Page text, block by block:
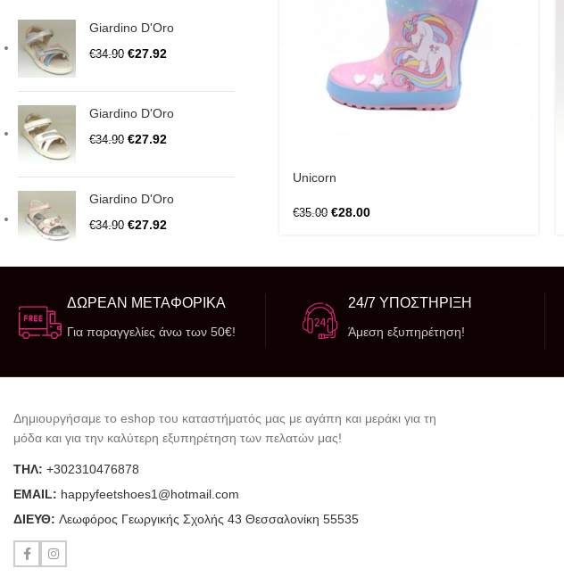
Giardino D'Oro
€34.90 €27.92
Giardino D'Oro
€34.90 €27.92
Giardino D'Oro
€34.90 €27.92
Unicorn
€35.00 €28.00
ΔΩΡΕΑΝ ΜΕΤΑΦΟΡΙΚΑ
Για παραγγελίες άνω των 50€!
24/7 ΥΠΟΣΤΗΡΙΞΗ
Άμεση εξυπηρέτηση!
Δημιουργήσαμε το eshop του καταστήματός μας με αγάπη και μεράκι για τη
μόδα και για την καλύτερη εξυπηρέτηση των πελατών μας!
ΤΗΛ: +302310476878
ΕΜΑΙL: happyfeetshoes1@hotmail.com
ΔΙΕΥΘ: Λεωφόρος Γεωργικής Σχολής 43 Θεσσαλονίκη 55535